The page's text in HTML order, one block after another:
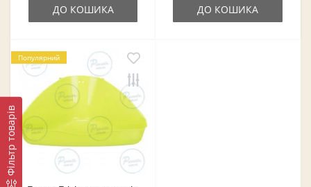
Фільтр товарів
ДО КОШИКА ДО КОШИКА
Популярний